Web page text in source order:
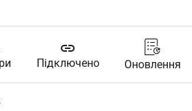
link
Підключено Оновлення